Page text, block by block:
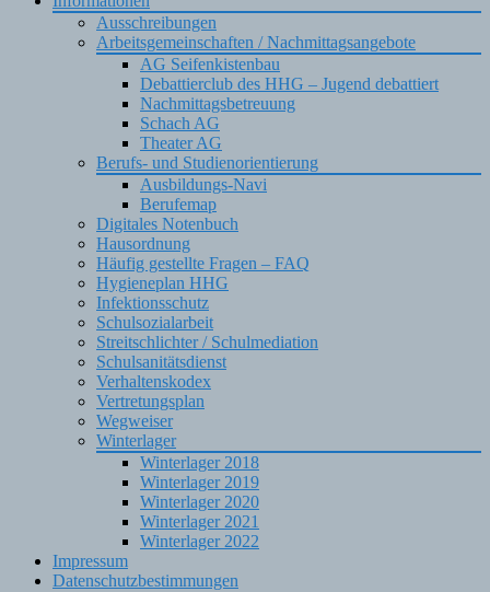
Ausschreibungen
Arbeitsgemeinschaften / Nachmittagsangebote
AG Seifenkistenbau
Debattierclub des HHG – Jugend debattiert
Nachmittagsbetreuung
Schach AG
Theater AG
Berufs- und Studienorientierung
Ausbildungs-Navi
Berufemap
Digitales Notenbuch
Hausordnung
Häufig gestellte Fragen – FAQ
Hygieneplan HHG
Infektionsschutz
Schulsozialarbeit
Streitschlichter / Schulmediation
Schulsanitätsdienst
Verhaltenskodex
Vertretungsplan
Wegweiser
Winterlager
Winterlager 2018
Winterlager 2019
Winterlager 2020
Winterlager 2021
Winterlager 2022
Impressum
Datenschutzbestimmungen